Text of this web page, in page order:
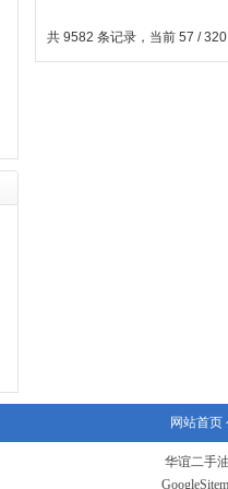
共 9582 条记录，当前 57 /
网站首页
华谊二手